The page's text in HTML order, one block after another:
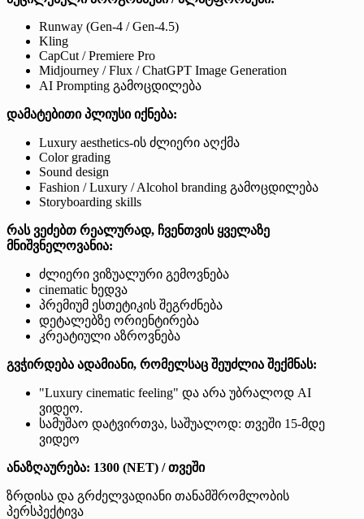
Runway (Gen-4 / Gen-4.5)
Kling
CapCut / Premiere Pro
Midjourney / Flux / ChatGPT Image Generation
AI Prompting გამოცდილება
დამატებითი პლიუსი იქნება:
Luxury aesthetics-ის ძლიერი აღქმა
Color grading
Sound design
Fashion / Luxury / Alcohol branding გამოცდილება
Storyboarding skills
რას ვეძებთ რეალურად, ჩვენთვის ყველაზე
მნიშვნელოვანია:
ძლიერი ვიზუალური გემოვნება
cinematic ხედვა
პრემიუმ ესთეტიკის შეგრძნება
დეტალებზე ორიენტირება
კრეატიული აზროვნება
გვჭირდება ადამიანი, რომელსაც შეუძლია შექმნას:
"Luxury cinematic feeling" და არა უბრალოდ AI
ვიდეო.
სამუშაო დატვირთვა, საშუალოდ: თვეში 15-მდე
ვიდეო
ანაზღაურება: 1300 (NET) / თვეში
ზრდისა და გრძელვადიანი თანამშრომლობის
პერსპექტივა